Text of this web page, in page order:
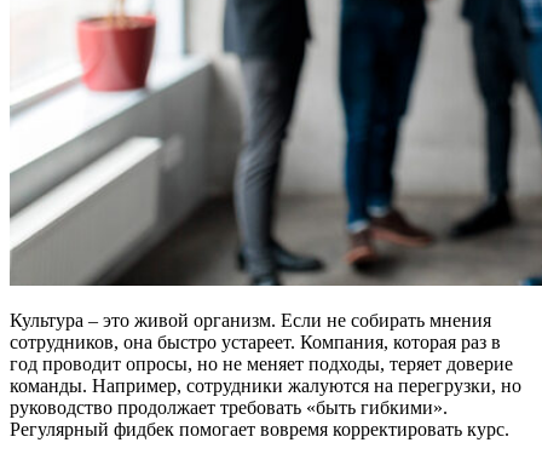
Культура – это живой организм. Если не собирать мнения
сотрудников, она быстро устареет. Компания, которая раз в
год проводит опросы, но не меняет подходы, теряет доверие
команды. Например, сотрудники жалуются на перегрузки, но
руководство продолжает требовать «быть гибкими».
Регулярный фидбек помогает вовремя корректировать курс.